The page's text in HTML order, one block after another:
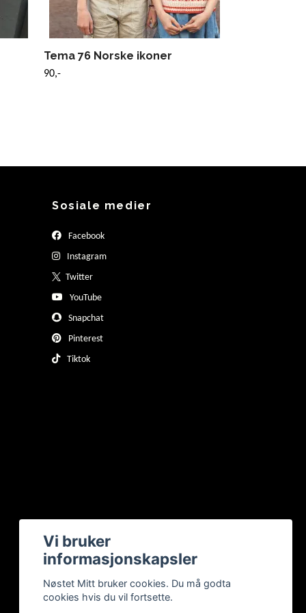
Tema 76 Norske ikoner
90,-
Sosiale medier
Facebook
Instagram
Twitter
YouTube
Snapchat
Pinterest
Tiktok
Vi bruker
informasjonskapsler
Nøstet Mitt bruker cookies. Du må godta
cookies hvis du vil fortsette.